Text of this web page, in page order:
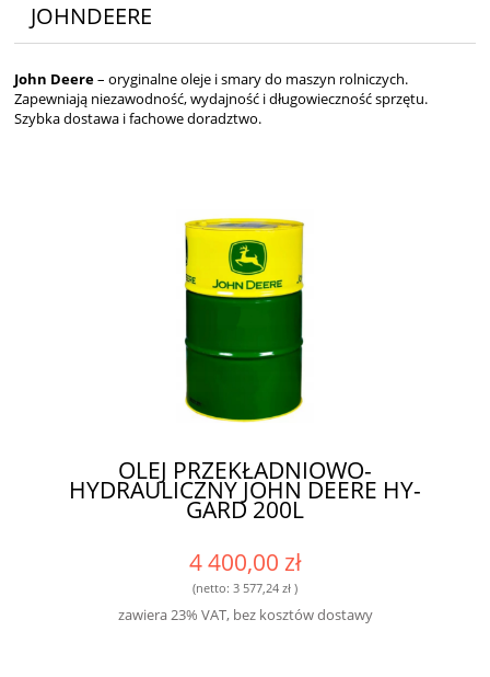
JOHNDEERE
John Deere– oryginalne oleje i smary do maszyn rolniczych.
Zapewniają niezawodność, wydajność i długowieczność sprzętu.
Szybka dostawa i fachowe doradztwo.
OLEJ PRZEKŁADNIOWO-
HYDRAULICZNY JOHN DEERE HY-
GARD 200L
4 400,00 zł
(netto: 3 577,24 zł )
zawiera 23% VAT, bez kosztów dostawy